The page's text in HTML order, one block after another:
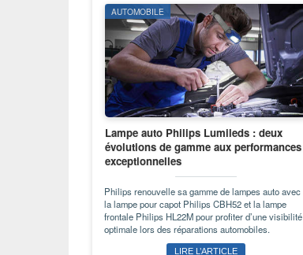
AUTOMOBILE
Lampe auto Philips Lumileds : deux
évolutions de gamme aux performances
exceptionnelles
Philips renouvelle sa gamme de lampes auto avec
la lampe pour capot Philips CBH52 et la lampe
frontale Philips HL22M pour profiter d’une visibilité
optimale lors des réparations automobiles.
LIRE L’ARTICLE